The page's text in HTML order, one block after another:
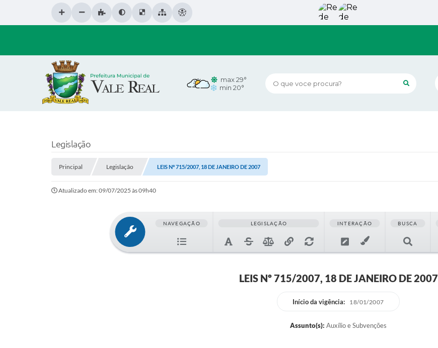
O que voce procura?
max 29°
min 20°
Legislação
Principal Legislação LEIS Nº 715/2007, 18 DE JANEIRO DE 2007
Atualizado em: 09/07/2025 às 09h40
NAVEGAÇÃO LEGISLAÇÃO INTERAÇÃO BUSCA
LEIS Nº 715/2007, 18 DE JANEIRO DE 2007
Início da vigência: 18/01/2007
Assunto(s): Auxílio e Subvenções